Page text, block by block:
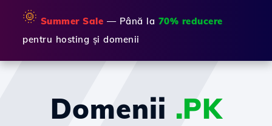
🌞 Summer Sale — Până la 70% reducere
pentru hosting și domenii
Domenii .PK